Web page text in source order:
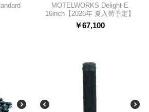
MOTELWORKS Delight-E
16inch【2026年 夏入荷予定】
￥67,100